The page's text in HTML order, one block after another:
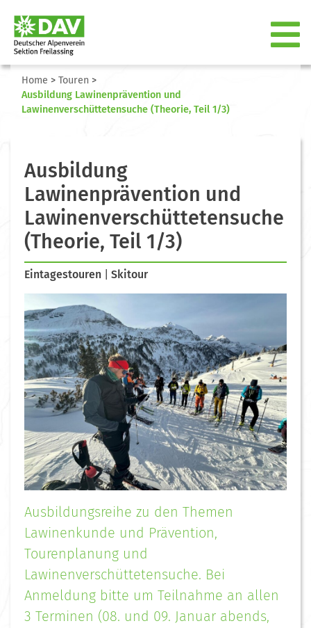
Home > Touren >
Ausbildung Lawinenprävention und
Lawinenverschüttetensuche (Theorie, Teil 1/3)
Ausbildung
Lawinenprävention und
Lawinenverschüttetensuche
(Theorie, Teil 1/3)
Eintagestouren Skitour
Ausbildungsreihe zu den Themen
Lawinenkunde und Prävention,
Tourenplanung und
Lawinenverschüttetensuche. Bei
Anmeldung bitte um Teilnahme an allen
3 Terminen (08. und 09. Januar abends,